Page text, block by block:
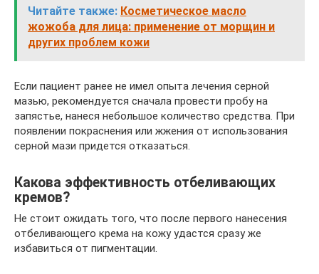
Читайте также: Косметическое масло
жожоба для лица: применение от морщин и
других проблем кожи
Если пациент ранее не имел опыта лечения серной
мазью, рекомендуется сначала провести пробу на
запястье, нанеся небольшое количество средства. При
появлении покраснения или жжения от использования
серной мази придется отказаться.
Какова эффективность отбеливающих
кремов?
Не стоит ожидать того, что после первого нанесения
отбеливающего крема на кожу удастся сразу же
избавиться от пигментации.